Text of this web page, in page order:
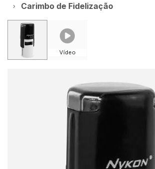
Carimbo de Fidelização
Vídeo